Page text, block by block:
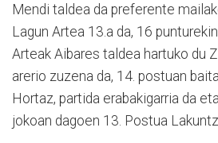
Mendi taldea da preferente
Lagun Artea 13.a da, 16
Arteak Aibares taldea hartuko du
arerio zuzena da, 14. postuan
Hortaz, partida erabakigarria da
jokoan dagoen 13. Postua